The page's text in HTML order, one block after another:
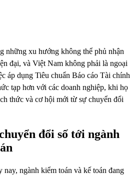
những xu hướng không thể phủ nhận
đại, và Việt Nam không phải là ngoại
áp dụng Tiêu chuẩn Báo cáo Tài chính
tạp hơn với các doanh nghiệp, khi họ
thức và cơ hội mới từ sự chuyển đổi
đổi số tới ngành
nay, ngành kiểm toán và kế toán đang